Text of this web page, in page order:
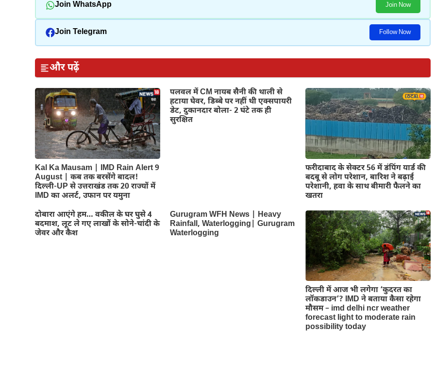
Join WhatsApp Join Now
Join Telegram Follow Now
और पढ़ें
Kal Ka Mausam | IMD Rain Alert 9
August | कब तक बरसेंगे बादल!
दिल्ली-UP से उत्तराखंड तक 20 राज्यों में
IMD का अलर्ट, उफान पर यमुना
पलवल में CM नायब सैनी की थाली से
हटाया घेवर, डिब्बे पर नहीं थी एक्सपायरी
डेट, दुकानदार बोला- 2 घंटे तक ही
सुरक्षित
फरीदाबाद के सेक्टर 56 में डंपिंग यार्ड की
बदबू से लोग परेशान, बारिश ने बढ़ाई
परेशानी, हवा के साथ बीमारी फैलने का
खतरा
दोबारा आएंगे हम… वकील के घर घुसे 4
बदमाश, लूट ले गए लाखों के सोने-चांदी के
जेवर और कैश
Gurugram WFH News | Heavy
Rainfall, Waterlogging| Gurugram
Waterlogging
दिल्‍ली में आज भी लगेगा ‘कुदरत का
लॉकडाउन’? IMD ने बताया कैसा रहेगा
मौसम – imd delhi ncr weather
forecast light to moderate rain
possibility today